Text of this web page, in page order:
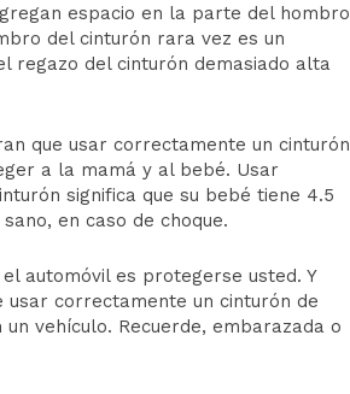
espacio en la parte del hombro
del cinturón rara vez es un
regazo del cinturón demasiado alta
que usar correctamente un cinturón
a la mamá y al bebé. Usar
significa que su bebé tiene 4.5
en caso de choque.
automóvil es protegerse usted. Y
usar correctamente un cinturón de
vehículo. Recuerde, embarazada o